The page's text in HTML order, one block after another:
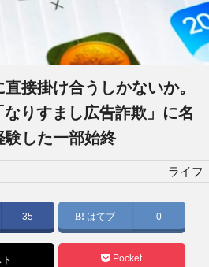
接掛け合うしかないか。
りすまし広告詐欺」に名
験した一部始終
ライフ
35 はてブ 0
Pocket